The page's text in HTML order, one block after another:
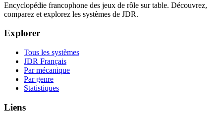
Encyclopédie francophone des jeux de rôle sur table. Découvrez,
comparez et explorez les systèmes de JDR.
Explorer
Tous les systèmes
JDR Français
Par mécanique
Par genre
Statistiques
Liens